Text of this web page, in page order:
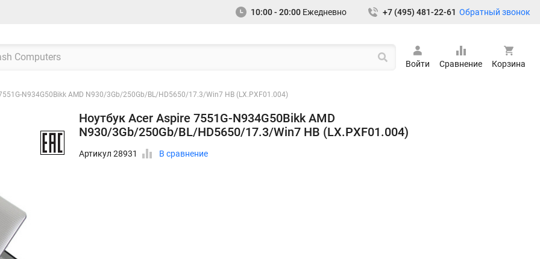
10:00 - 20:00 Ежедневно +7 (495) 481-22-61 Обратный звонок
Войти Сравнение Корзина
N934G50Bikk AMD N930/3Gb/250Gb/BL/HD5650/17.3/Win7 HB (LX.PXF01.004)
Ноутбук Acer Aspire 7551G-N934G50Bikk AMD
N930/3Gb/250Gb/BL/HD5650/17.3/Win7 HB (LX.PXF01.004)
Артикул 28931 В сравнение